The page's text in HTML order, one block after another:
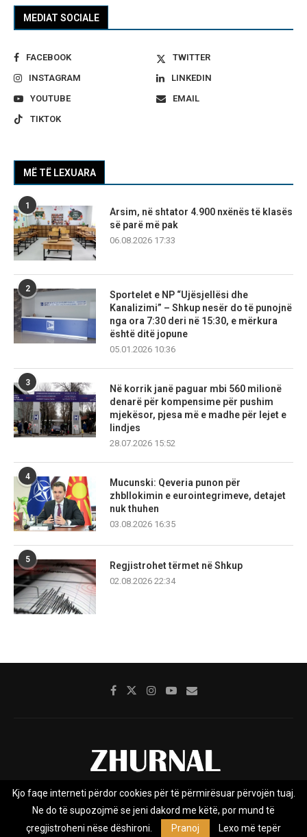
MEDIAT SOCIALE
FACEBOOK
TWITTER
INSTAGRAM
LINKEDIN
YOUTUBE
EMAIL
TIKTOK
MË TË LEXUARA
1
Arsim, në shtator 4.900 nxënës të klasës
së parë më pak
06.08.2026 17:33
2
Sportelet e NP “Ujësjellësi dhe
Kanalizimi” – Shkup nesër do të punojnë
nga ora 7:30 deri në 15:30, e mërkura
është ditë jopune
05.01.2026 10:36
3
Në korrik janë paguar mbi 560 milionë
denarë për kompensime për pushim
mjekësor, pjesa më e madhe për lejet e
lindjes
28.07.2026 15:52
4
Mucunski: Qeveria punon për
zhbllokimin e eurointegrimeve, detajet
nuk thuhen
03.08.2026 16:35
5
Regjistrohet tërmet në Shkup
02.08.2026 22:34
Rreth nesh Impresumi Marketing
Kontakt
Privacy Policy
Kjo faqe interneti përdor cookies për të përmirësuar përvojën tuaj.
Ne do të supozojmë se jeni dakord me këtë, por mund të
çregjistroheni nëse dëshironi.
Pranoj Lexo më tepër